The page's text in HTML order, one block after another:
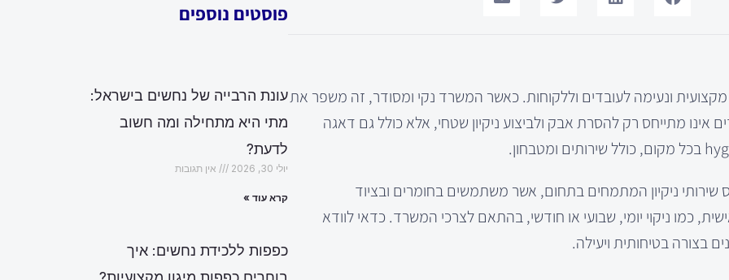
ונעימה לעובדים וללקוחות. כאשר המשרד נקי ומסודר, זה משפר את
אינו מתייחס רק להסרת אבק ולביצוע ניקיון שטחי, אלא כולל גם דאגה
שירותי ניקיון המתמחים בתחום, אשר משתמשים בחומרים ובציוד
כמו ניקוי יומי, שבועי או חודשי, בהתאם לצרכי המשרד. כדאי לוודא
בצורה בטיחותית ויעילה.
פוסטים נוספים
עונת הרבייה של נחשים בישראל:
מתי היא מתחילה ומה חשוב
לדעת?
יולי 30, 2026 אין תגובות
קרא עוד »
כפפות ללכידת נחשים: איך